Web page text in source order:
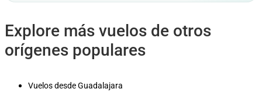
Explore más vuelos de otros
orígenes populares
Vuelos desde Guadalajara